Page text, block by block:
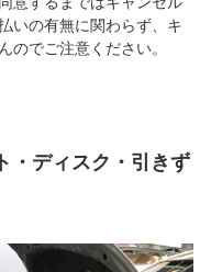
いの有無に関わらず、キ
のでご注意ください。
・ディスク・引きず